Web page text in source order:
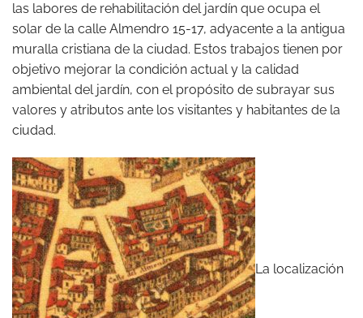
las labores de rehabilitación del jardín que ocupa el
solar de la calle Almendro 15-17, adyacente a la antigua
muralla cristiana de la ciudad. Estos trabajos tienen por
objetivo mejorar la condición actual y la calidad
ambiental del jardín, con el propósito de subrayar sus
valores y atributos ante los visitantes y habitantes de la
ciudad.
La localización